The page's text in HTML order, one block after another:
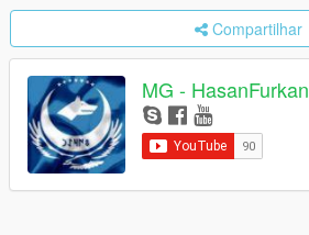
Compartilhar
MG - HasanFurkan